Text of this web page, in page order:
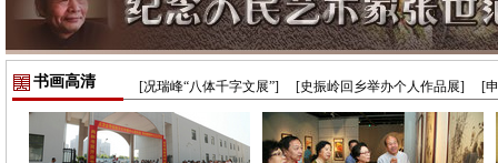
书画高清 [况瑞峰“八体千字文展”] [史振岭回乡举办个人作品展] [